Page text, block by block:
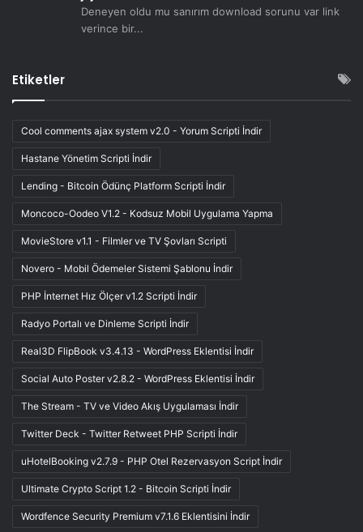
Deneyen oldu mu sanırım download sorunu var link
verince bir...
Etiketler
Cool comments ajax system v2.0 - Yorum Scripti İndir
Hastane Yönetim Scripti İndir
Lending - Bitcoin Ödünç Platform Scripti İndir
Moncoco-Oodeo V1.2 - Kodsuz Mobil Uygulama Yapma
MovieStore v1.1 - Filmler ve TV Şovları Scripti
Novero - Mobil Ödemeler Sistemi Şablonu İndir
PHP İnternet Hız Ölçer v1.2 Scripti İndir
Radyo Portalı ve Dinleme Scripti İndir
Real3D FlipBook v3.4.13 - WordPress Eklentisi İndir
Social Auto Poster v2.8.2 - WordPress Eklentisi İndir
The Stream - TV ve Video Akış Uygulaması İndir
Twitter Deck - Twitter Retweet PHP Scripti İndir
uHotelBooking v2.7.9 - PHP Otel Rezervasyon Script İndir
Ultimate Crypto Script 1.2 - Bitcoin Scripti İndir
Wordfence Security Premium v7.1.6 Eklentisini İndir